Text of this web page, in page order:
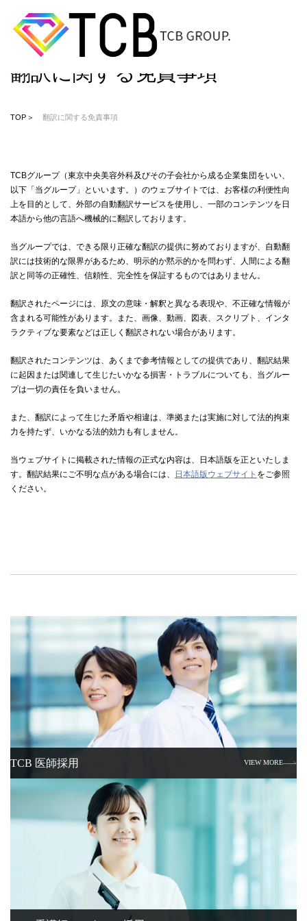
翻訳に関する免責事項
TOP 翻訳に関する免責事項
TCBグループ（東京中央美容外科及びその子会社から成る企業集団をいい、
以下「当グループ」といいます。）のウェブサイトでは、お客様の利便性向
上を目的として、外部の自動翻訳サービスを使用し、一部のコンテンツを日
本語から他の言語へ機械的に翻訳しております。
当グループでは、できる限り正確な翻訳の提供に努めておりますが、自動翻
訳には技術的な限界があるため、明示的か黙示的かを問わず、人間による翻
訳と同等の正確性、信頼性、完全性を保証するものではありません。
翻訳されたページには、原文の意味・解釈と異なる表現や、不正確な情報が
含まれる可能性があります。また、画像、動画、図表、スクリプト、インタ
ラクティブな要素などは正しく翻訳されない場合があります。
翻訳されたコンテンツは、あくまで参考情報としての提供であり、翻訳結果
に起因または関連して生じたいかなる損害・トラブルについても、当グルー
プは一切の責任を負いません。
また、翻訳によって生じた矛盾や相違は、準拠または実施に対して法的拘束
力を持たず、いかなる法的効力も有しません。
当ウェブサイトに掲載された情報の正式な内容は、日本語版を正といたしま
す。翻訳結果にご不明な点がある場合には、
日本語版ウェブサイト をご参照
ください。
TCB 医師採用 VIEW MORE